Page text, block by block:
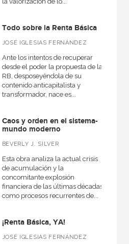
Todo sobre la Renta Básica
JOSÉ IGLESIAS FERNÁNDEZ
Ante los intentos de recuperar
desde el poder la propuesta de la
RB, desposeyéndola de su
contenido anticapitalista y
transformador, nace es...
Caos y orden en el sistema-
mundo moderno
BEVERLY J. SILVER
Esta obra analiza la actual crisis
de acumulación y la
concomitante explosión
financiera de las últimas décadas
como procesos recurrentes de...
¡Renta Básica, YA!
JOSÉ IGLESIAS FERNÁNDEZ